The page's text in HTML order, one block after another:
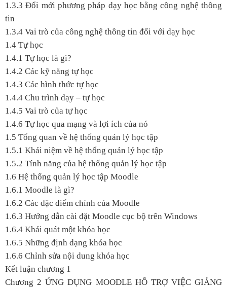
1.3.3 Đổi mới phương pháp dạy học bằng công nghệ thông
tin
1.3.4 Vai trò của công nghệ thông tin đối với dạy học
1.4 Tự học
1.4.1 Tự học là gì?
1.4.2 Các kỹ năng tự học
1.4.3 Các hình thức tự học
1.4.4 Chu trình dạy – tự học
1.4.5 Vai trò của tự học
1.4.6 Tự học qua mạng và lợi ích của nó
1.5 Tổng quan về hệ thống quản lý học tập
1.5.1 Khái niệm về hệ thống quản lý học tập
1.5.2 Tính năng của hệ thống quản lý học tập
1.6 Hệ thống quản lý học tập Moodle
1.6.1 Moodle là gì?
1.6.2 Các đặc điểm chính của Moodle
1.6.3 Hướng dẫn cài đặt Moodle cục bộ trên Windows
1.6.4 Khái quát một khóa học
1.6.5 Những định dạng khóa học
1.6.6 Chỉnh sửa nội dung khóa học
Kết luận chương 1
Chương 2 ỨNG DỤNG MOODLE HỖ TRỢ VIỆC GIẢNG